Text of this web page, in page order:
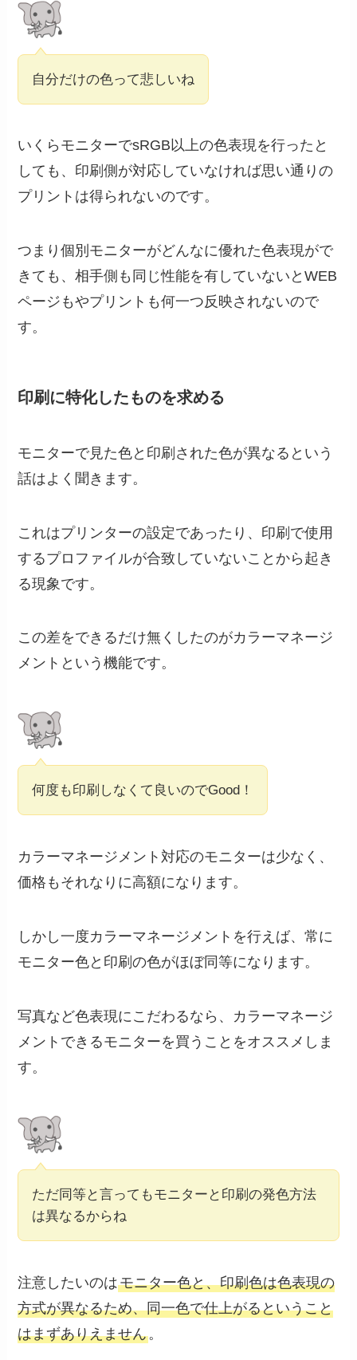
自分だけの色って悲しいね
いくらモニターでsRGB以上の色表現を行ったと
しても、印刷側が対応していなければ思い通りの
プリントは得られないのです。
つまり個別モニターがどんなに優れた色表現がで
きても、相手側も同じ性能を有していないとWEB
ページもやプリントも何一つ反映されないので
す。
印刷に特化したものを求める
モニターで見た色と印刷された色が異なるという
話はよく聞きます。
これはプリンターの設定であったり、印刷で使用
するプロファイルが合致していないことから起き
る現象です。
この差をできるだけ無くしたのがカラーマネージ
メントという機能です。
何度も印刷しなくて良いのでGood！
カラーマネージメント対応のモニターは少なく、
価格もそれなりに高額になります。
しかし一度カラーマネージメントを行えば、常に
モニター色と印刷の色がほぼ同等になります。
写真など色表現にこだわるなら、カラーマネージ
メントできるモニターを買うことをオススメしま
す。
ただ同等と言ってもモニターと印刷の発色方法
は異なるからね
注意したいのはモニター色と、印刷色は色表現の
方式が異なるため、同一色で仕上がるということ
はまずありえません。